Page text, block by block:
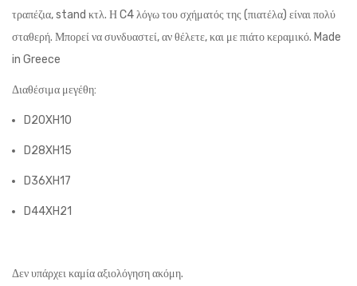
τραπέζια, stand κτλ. Η C4 λόγω του σχήματός της (πιατέλα) είναι πολύ
σταθερή. Μπορεί να συνδυαστεί, αν θέλετε, και με πιάτο κεραμικό. Made
in Greece
Διαθέσιμα μεγέθη:
D20XH10
D28XH15
D36XH17
D44XH21
Δεν υπάρχει καμία αξιολόγηση ακόμη.